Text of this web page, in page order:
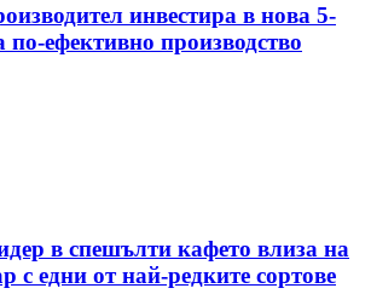
инвестира в нова 5-
ефективно производство
в спешълти кафето влиза на
с едни от най-редките сортове